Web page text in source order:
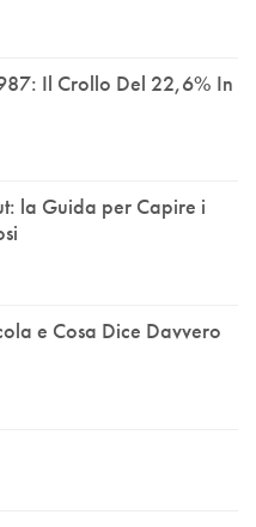
Il Crollo Del 22,6% In
la Guida per Capire i
e Cosa Dice Davvero